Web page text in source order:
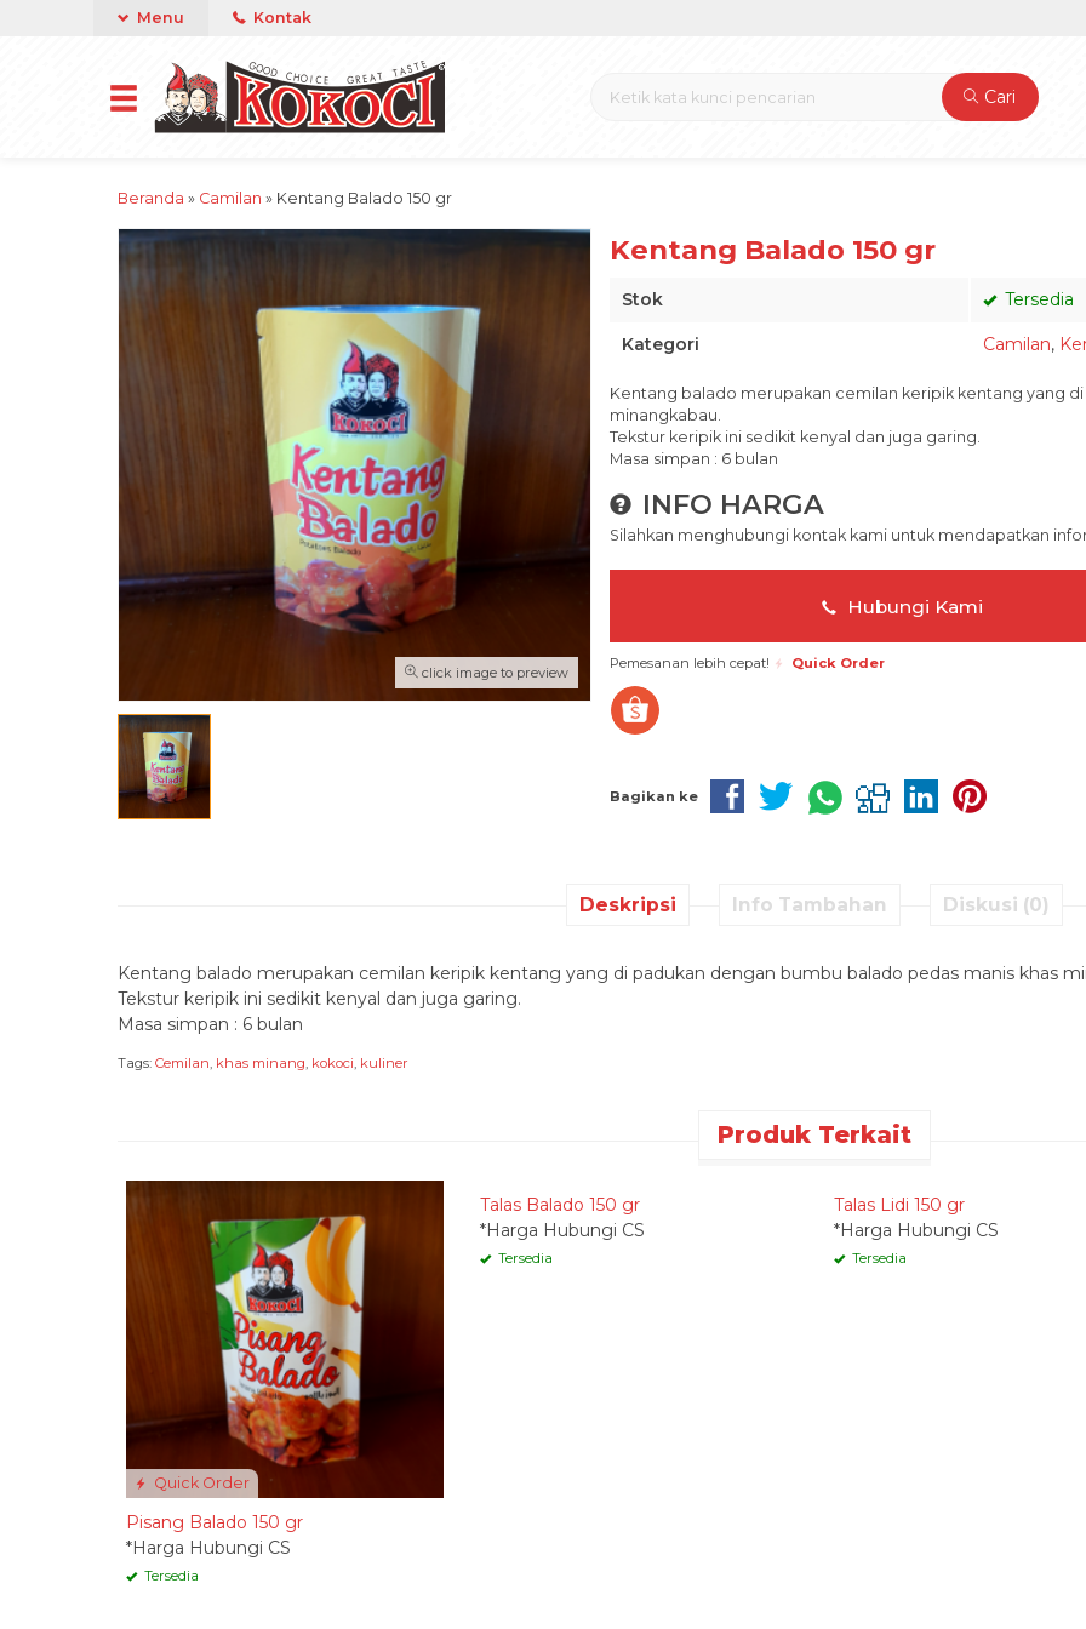
Menu Kontak
Cari
Beranda » Camilan » Kentang Balado 150 gr
click image to preview
Kentang Balado 150 gr
Stok Tersedia
Kategori Camilan,
Kentang balado merupakan cemilan keripik kentang yang
minangkabau.
Tekstur keripik ini sedikit kenyal dan juga garing.
Masa simpan : 6 bulan
INFO HARGA
Silahkan menghubungi kontak kami untuk mendapatkan
Hubungi Kami
Pemesanan lebih cepat! Quick Order
Bagikan ke
Deskripsi Info Tambahan Diskusi (0)
Kentang balado merupakan cemilan keripik kentang yang di padukan dengan bumbu balado pedas manis khas
Tekstur keripik ini sedikit kenyal dan juga garing.
Masa simpan : 6 bulan
Tags: Cemilan, khas minang, kokoci, kuliner
Produk Terkait
Quick Order
Pisang Balado 150 gr
*Harga Hubungi CS
Tersedia
Talas Balado 150 gr
*Harga Hubungi CS
Tersedia
Talas Lidi 150 gr
*Harga Hubungi CS
Tersedia